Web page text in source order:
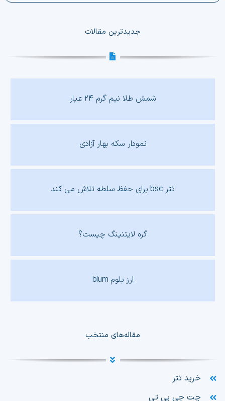
جدیدترین مقالات
شمش طلا نیم گرم ۲۴ عیار
نمودار سکه بهار آزادی
تتر bsc برای حفظ سلطه تلاش می کند
گره لایتنینگ چیست؟
ارز بلوم blum
مقاله‌های منتخب
خرید تتر
چت جی پی تی